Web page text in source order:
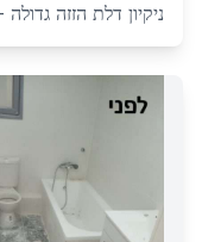
ניקיון דלת הזזה